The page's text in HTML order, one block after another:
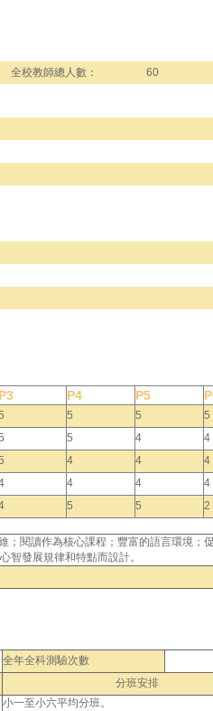
全校教師總人數： 60
P3 P4 P5
5 5
5
5 4
4
4 4
4
4 4
4
5 5 2
；閱讀作為核心課程；豐富的語言環境；
智發展規律和特點而設計。
全年全科測驗次數
分班安排
小一至小六平均分班。